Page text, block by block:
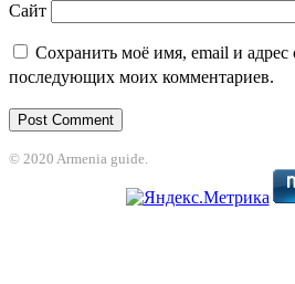
Сайт
Сохранить моё имя, email и адрес
последующих моих комментариев.
© 2020 Armenia guide.